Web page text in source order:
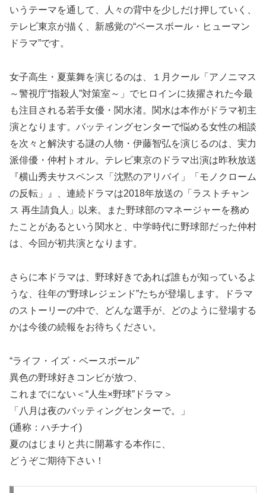
いうテーマを通して、人々の背中を少しだけ押していく、
テレビ東京が描く、新感覚の“ベースボール・ヒューマン
ドラマ”です。
女子高生・夏葉舞を演じるのは、１月クール「アノニマス
～警視庁“指殺人”対策室～」でヒロインに抜擢された今最
も注目される若手女優・関水渚。関水は本作がドラマ初主
演となります。バッティングセンターで悩める女性の相談
を次々と解決する謎の人物・伊藤智弘を演じるのは、実力
派俳優・仲村トオル。テレビ東京のドラマ出演は昨秋放送
『横山秀夫サスペンス「沈黙のアリバイ」「モノクローム
の反転」』、連続ドラマは2018年放送の「ラストチャン
ス 再生請負人」以来。また野球部のマネージャーを務め
たことがあるという関水と、中学時代に野球部だった仲村
は、今回が初共演となります。
さらに本ドラマは、野球好きであれば誰もが知っているよ
うな、往年の“野球レジェンド”たちが登場します。ドラマ
のストーリーの中で、どんな選手が、どのように登場する
かは今後の続報をお待ちください。
“ライフ・イズ・ベースボール”
異色の野球好きコンビが放つ、
これまでにない＜“人生×野球”ドラマ＞
「八月は夜のバッティングセンターで。」
(通称：ハチナイ)
夏のはじまりと共に開幕する本作に、
どうぞご期待下さい！